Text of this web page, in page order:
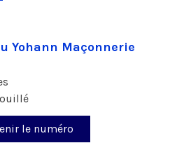
Yohann Maçonnerie
le numéro